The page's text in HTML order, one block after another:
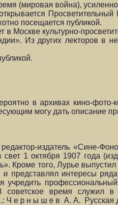
(мировая война),
посещается публикой.
Москве культурно-
Из других лекторов в
в архивах кино-
могу дать описание
издатель «Сине-
1 октября 1907 года
Кроме того, Лурье
представлял интересы
учредить
время служил в
е р н ы ш е в А. А. Русская